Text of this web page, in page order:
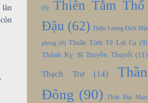
làn
(6)
Thiên Tằm Thổ
Đậu (62) Thiện Lương Đích Mật
phong(6) Thuần Tình Tê Lợi Ca(9)
Thánh Kỵ Sĩ Truyền Thuyết(11)
Thạch Trư(14)
Thần
Đông (90) Thời Đại Mạn